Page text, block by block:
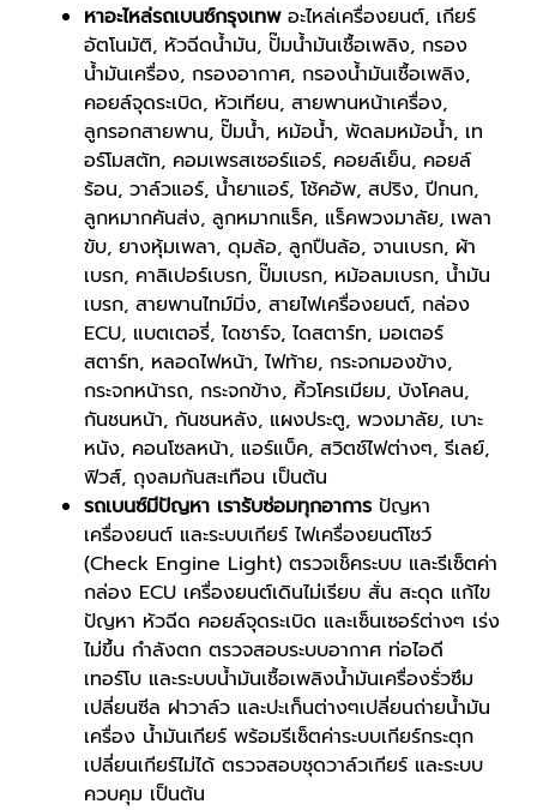
หาอะไหล่รถเบนซ์กรุงเทพ อะไหล่เครื่องยนต์, เกียร์
อัตโนมัติ, หัวฉีดน้ำมัน, ปั๊มน้ำมันเชื้อเพลิง, กรอง
น้ำมันเครื่อง, กรองอากาศ, กรองน้ำมันเชื้อเพลิง,
คอยล์จุดระเบิด, หัวเทียน, สายพานหน้าเครื่อง,
ลูกรอกสายพาน, ปั๊มน้ำ, หม้อน้ำ, พัดลมหม้อน้ำ, เท
อร์โมสตัท, คอมเพรสเซอร์แอร์, คอยล์เย็น, คอยล์
ร้อน, วาล์วแอร์, น้ำยาแอร์, โช้คอัพ, สปริง, ปีกนก,
ลูกหมากคันส่ง, ลูกหมากแร็ค, แร็คพวงมาลัย, เพลา
ขับ, ยางหุ้มเพลา, ดุมล้อ, ลูกปืนล้อ, จานเบรก, ผ้า
เบรก, คาลิเปอร์เบรก, ปั๊มเบรก, หม้อลมเบรก, น้ำมัน
เบรก, สายพานไทม์มิ่ง, สายไฟเครื่องยนต์, กล่อง
ECU, แบตเตอรี่, ไดชาร์จ, ไดสตาร์ท, มอเตอร์
สตาร์ท, หลอดไฟหน้า, ไฟท้าย, กระจกมองข้าง,
กระจกหน้ารถ, กระจกข้าง, คิ้วโครเมียม, บังโคลน,
กันชนหน้า, กันชนหลัง, แผงประตู, พวงมาลัย, เบาะ
หนัง, คอนโซลหน้า, แอร์แบ็ค, สวิตช์ไฟต่างๆ, รีเลย์,
ฟิวส์, ถุงลมกันสะเทือน เป็นต้น
รถเบนซ์มีปัญหา เรารับซ่อมทุกอาการ ปัญหา
เครื่องยนต์ และระบบเกียร์ ไฟเครื่องยนต์โชว์
(Check Engine Light) ตรวจเช็คระบบ และรีเซ็ตค่า
กล่อง ECU เครื่องยนต์เดินไม่เรียบ สั่น สะดุด แก้ไข
ปัญหา หัวฉีด คอยล์จุดระเบิด และเซ็นเซอร์ต่างๆ เร่ง
ไม่ขึ้น กำลังตก ตรวจสอบระบบอากาศ ท่อไอดี
เทอร์โบ และระบบน้ำมันเชื้อเพลิงน้ำมันเครื่องรั่วซึม
เปลี่ยนซีล ฝาวาล์ว และปะเก็นต่างๆเปลี่ยนถ่ายน้ำมัน
เครื่อง น้ำมันเกียร์ พร้อมรีเซ็ตค่าระบบเกียร์กระตุก
เปลี่ยนเกียร์ไม่ได้ ตรวจสอบชุดวาล์วเกียร์ และระบบ
ควบคุม เป็นต้น